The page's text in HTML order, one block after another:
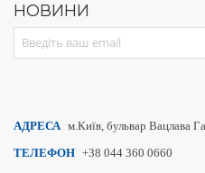
НОВИНИ
Sign Up for Our Newsletter:
АДРЕСА м.Київ, бульвар Вацлава
ТЕЛЕФОН +38 044 360 0660